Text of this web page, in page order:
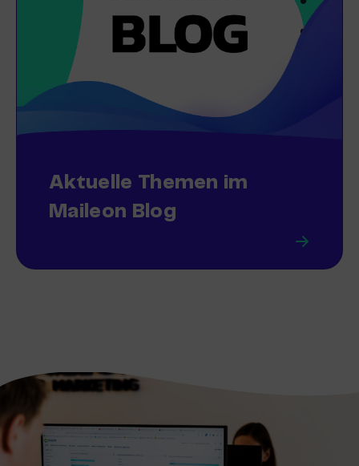
Aktuelle Themen im
Maileon Blog